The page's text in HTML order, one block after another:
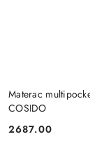
Materac
COSIDO
Cena:
2687.00